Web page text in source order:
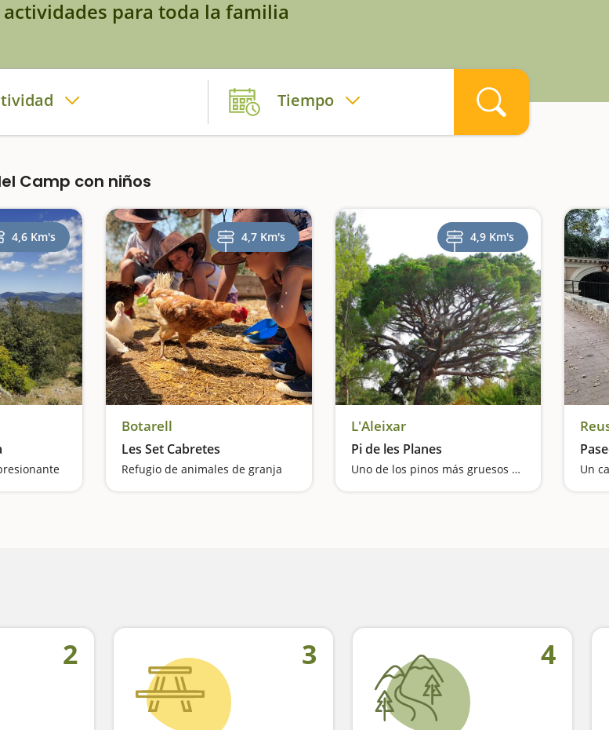
actividades para toda la familia
Tiempo
Camp con niños
4,6 Km's 4,7 Km's
Botarell
Les Set Cabretes
Refugio de animales de granja
4,9 Km's
L'Aleixar
Pi de les Planes
Uno de los pinos más gruesos de Catalunya
2 3 4